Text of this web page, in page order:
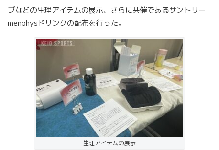
プなどの生理アイテムの展示、さらに共催であるサントリー
menphysドリンクの配布を行った。
生理アイテムの展示